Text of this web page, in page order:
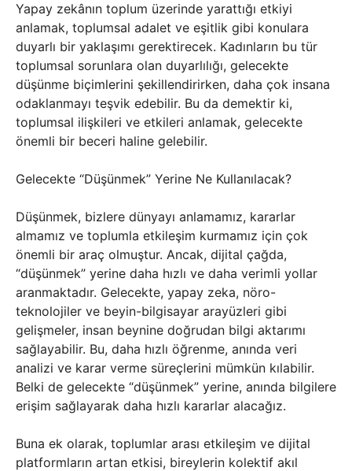
Yapay zekânın toplum üzerinde yarattığı etkiyi
anlamak, toplumsal adalet ve eşitlik gibi konulara
duyarlı bir yaklaşımı gerektirecek. Kadınların bu tür
toplumsal sorunlara olan duyarlılığı, gelecekte
düşünme biçimlerini şekillendirirken, daha çok insana
odaklanmayı teşvik edebilir. Bu da demektir ki,
toplumsal ilişkileri ve etkileri anlamak, gelecekte
önemli bir beceri haline gelebilir.
Gelecekte “Düşünmek” Yerine Ne Kullanılacak?
Düşünmek, bizlere dünyayı anlamamız, kararlar
almamız ve toplumla etkileşim kurmamız için çok
önemli bir araç olmuştur. Ancak, dijital çağda,
“düşünmek” yerine daha hızlı ve daha verimli yollar
aranmaktadır. Gelecekte, yapay zeka, nöro-
teknolojiler ve beyin-bilgisayar arayüzleri gibi
gelişmeler, insan beynine doğrudan bilgi aktarımı
sağlayabilir. Bu, daha hızlı öğrenme, anında veri
analizi ve karar verme süreçlerini mümkün kılabilir.
Belki de gelecekte “düşünmek” yerine, anında bilgilere
erişim sağlayarak daha hızlı kararlar alacağız.
Buna ek olarak, toplumlar arası etkileşim ve dijital
platformların artan etkisi, bireylerin kolektif akıl